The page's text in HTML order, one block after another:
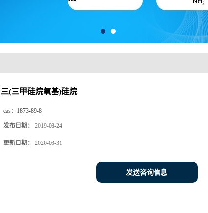
三(三甲硅烷氧基)硅烷
cas： 1873-89-8
发布日期： 2019-08-24
更新日期： 2026-03-31
发送咨询信息